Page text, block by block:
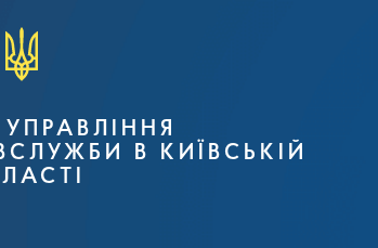
В КИЇВСЬКІЙ